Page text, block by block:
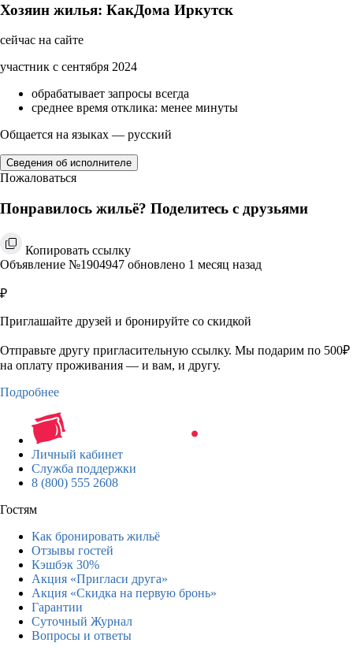
Хозяин жилья: КакДома Иркутск
сейчас на сайте
участник с сентября 2024
обрабатывает запросы всегда
среднее время отклика: менее минуты
Общается на языках — русский
Сведения об исполнителе
Пожаловаться
Понравилось жильё? Поделитесь с друзьями
Копировать ссылку
Объявление №1904947 обновлено 1 месяц назад
₽
Приглашайте друзей и бронируйте со скидкой
Отправьте другу пригласительную ссылку. Мы подарим по 500₽
на оплату проживания — и вам, и другу.
Подробнее
Личный кабинет
Служба поддержки
8 (800) 555 2608
Гостям
Как бронировать жильё
Отзывы гостей
Кэшбэк 30%
Акция «Пригласи друга»
Акция «Скидка на первую бронь»
Гарантии
Суточный Журнал
Вопросы и ответы